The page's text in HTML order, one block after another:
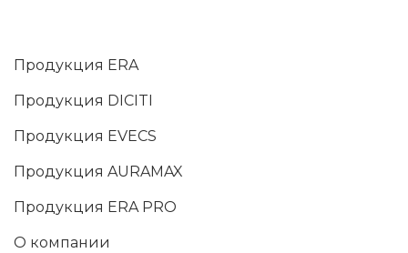
Продукция ERA
Продукция DICITI
Продукция EVECS
Продукция AURAMAX
Продукция ERA PRO
О компании